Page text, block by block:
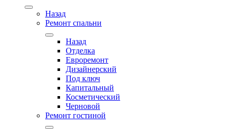
Назад
Ремонт спальни
Назад
Отделка
Евроремонт
Дизайнерский
Под ключ
Капитальный
Косметический
Черновой
Ремонт гостиной